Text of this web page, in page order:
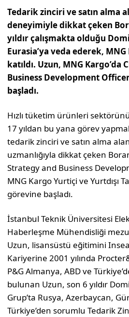
Tedarik zinciri ve satın alma
deneyimiyle dikkat çeken
yıldır çalışmakta olduğu
Eurasia’ya veda ederek,
katıldı. Uzun, MNG Kargo’da
Business Development
başladı.
Hızlı tüketim ürünleri
17 yıldan bu yana görev
tedarik zinciri ve satın alma
uzmanlığıyla dikkat çeken
Strategy and Business
MNG Kargo Yurtiçi ve Yurtdışı
görevine başladı.
İstanbul Teknik Üniversitesi
Haberleşme Mühendisliği
Uzun, lisansüstü eğitimini
Kariyerine 2001 yılında
P&G Almanya, ABD ve
bulunan Uzun, son 6 yıldır
Grup’ta Rusya, Azerbaycan,
Türkiye’den sorumlu Tedarik